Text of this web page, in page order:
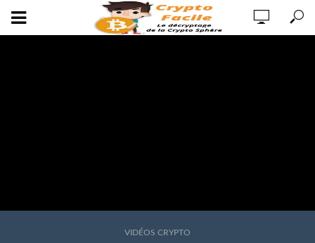
VIDÉOS CRYPTO